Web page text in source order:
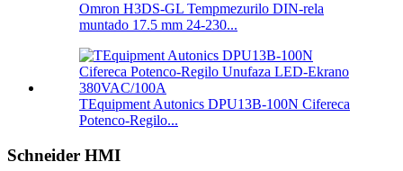
Omron H3DS-GL Tempmezurilo DIN-rela
muntado 17.5 mm 24-230...
TEquipment Autonics DPU13B-100N Cifereca
Potenco-Regilo...
Schneider HMI